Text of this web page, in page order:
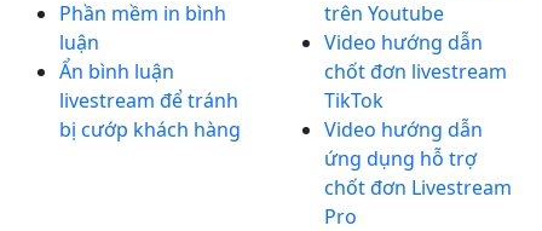
Phần mềm in bình
luận
Ẩn bình luận
livestream để tránh
bị cướp khách hàng
trên Youtube
Video hướng dẫn
chốt đơn livestream
TikTok
Video hướng dẫn
ứng dụng hỗ trợ
chốt đơn Livestream
Pro